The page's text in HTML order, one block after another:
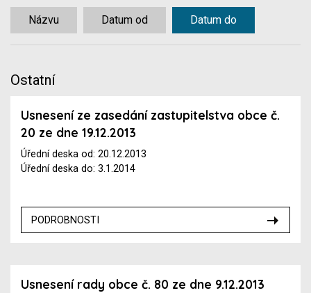
Názvu Datum od Datum do
Ostatní
Usnesení ze zasedání zastupitelstva obce č.
20 ze dne 19.12.2013
Úřední deska od: 20.12.2013
Úřední deska do: 3.1.2014
PODROBNOSTI
Usnesení rady obce č. 80 ze dne 9.12.2013